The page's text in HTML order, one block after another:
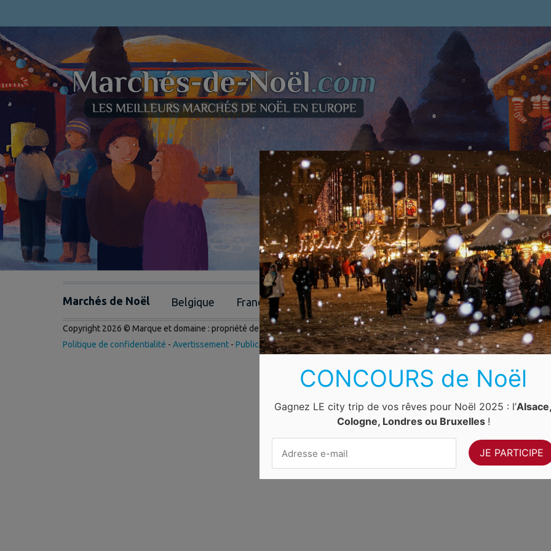
Marchés de Noël Belgique France Luxembourg Allemagne Pays-Bas Suisse
Copyright 2026 © Marque et domaine : propriété deInternet Ventures. Site web géré parVolo Media.
Politique de confidentialité - Avertissement - Publicité-Contact-Newsletter
CONCOURS de Noël
Gagnez LE city trip de vos rêves pour Noël 2025 : l’
Cologne, Londres ou Bruxelles !